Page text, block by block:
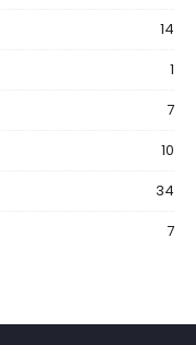
14
1
7
10
34
7